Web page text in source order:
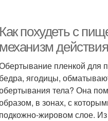
Как похудеть с
механизм действия
пленкой для
бедра, ягодицы,
тела? Она
в зонах, с
подкожно-жировом слое.